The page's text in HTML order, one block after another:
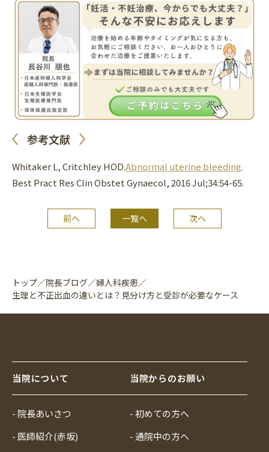
参考文献
Whitaker L, Critchley HOD.Abnormal uterine bleeding.
Best Pract Res Clin Obstet Gynaecol, 2016 Jul;34:54-65.
前へ 一覧へ 次へ
トップ／院長ブログ／婦人科疾患／
生理と不正出血の違いとは？見分け方と受診が必要なケース
当院について
- 院長あいさつ
- 医師紹介(赤坂)
当院からのお願い
- 初めての方へ
- 通院中の方へ